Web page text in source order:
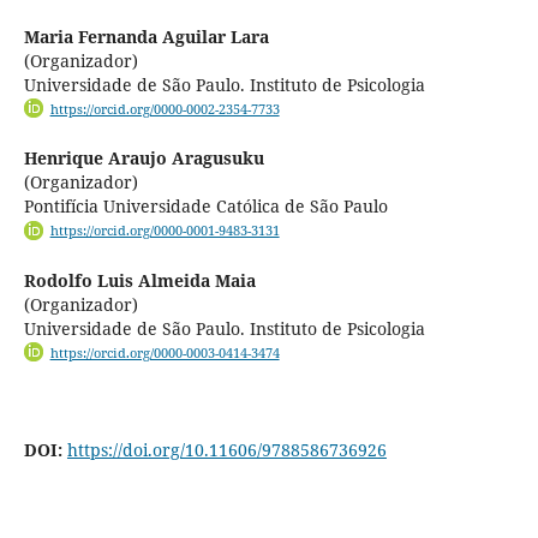
Maria Fernanda Aguilar Lara
(Organizador)
Universidade de São Paulo. Instituto de Psicologia
https://orcid.org/0000-0002-2354-7733
Henrique Araujo Aragusuku
(Organizador)
Pontifícia Universidade Católica de São Paulo
https://orcid.org/0000-0001-9483-3131
Rodolfo Luis Almeida Maia
(Organizador)
Universidade de São Paulo. Instituto de Psicologia
https://orcid.org/0000-0003-0414-3474
DOI: https://doi.org/10.11606/9788586736926